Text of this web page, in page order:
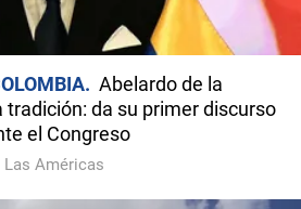
Abelardo de la
tradición: da su primer discurso
el Congreso
Las Américas